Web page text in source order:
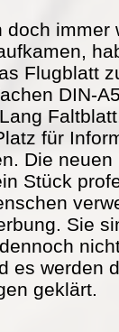
doch immer
Flugblatt
DIN-
für
Die neuen
Stück
Sie
es werden
geklärt.